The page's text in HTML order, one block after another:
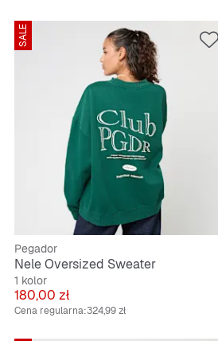
SALE
Pegador
Nele Oversized Sweater
1 kolor
Cena
180,00 zł
Cena regularna:324,99 zł